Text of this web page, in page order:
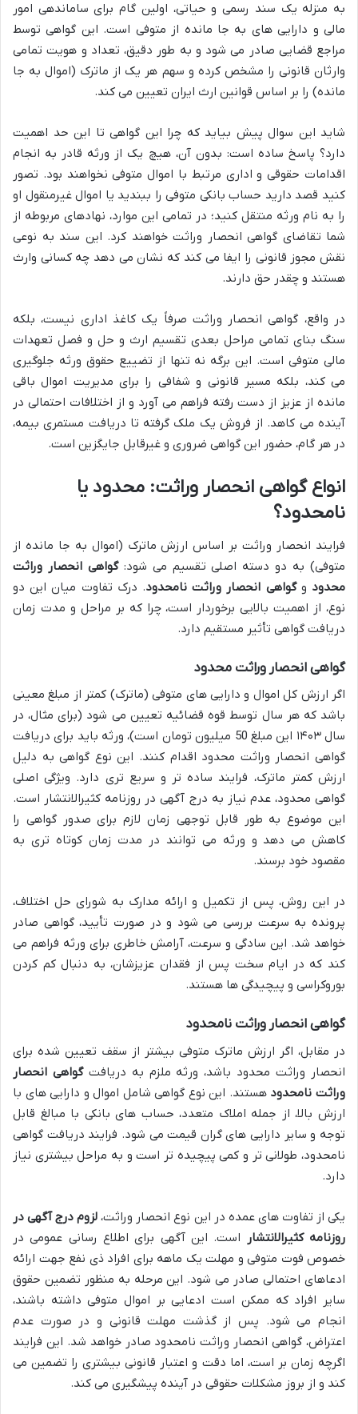
به منزله یک سند رسمی و حیاتی، اولین گام برای ساماندهی امور
مالی و دارایی های به جا مانده از متوفی است. این گواهی توسط
مراجع قضایی صادر می شود و به طور دقیق، تعداد و هویت تمامی
وارثان قانونی را مشخص کرده و سهم هر یک از ماترک (اموال به جا
مانده) را بر اساس قوانین ارث ایران تعیین می کند.
شاید این سوال پیش بیاید که چرا این گواهی تا این حد اهمیت
دارد؟ پاسخ ساده است: بدون آن، هیچ یک از ورثه قادر به انجام
اقدامات حقوقی و اداری مرتبط با اموال متوفی نخواهند بود. تصور
کنید قصد دارید حساب بانکی متوفی را ببندید یا اموال غیرمنقول او
را به نام ورثه منتقل کنید؛ در تمامی این موارد، نهادهای مربوطه از
شما تقاضای گواهی انحصار وراثت خواهند کرد. این سند به نوعی
نقش مجوز قانونی را ایفا می کند که نشان می دهد چه کسانی وارث
هستند و چقدر حق دارند.
در واقع، گواهی انحصار وراثت صرفاً یک کاغذ اداری نیست، بلکه
سنگ بنای تمامی مراحل بعدی تقسیم ارث و حل و فصل تعهدات
مالی متوفی است. این برگه نه تنها از تضییع حقوق ورثه جلوگیری
می کند، بلکه مسیر قانونی و شفافی را برای مدیریت اموال باقی
مانده از عزیز از دست رفته فراهم می آورد و از اختلافات احتمالی در
آینده می کاهد. از فروش یک ملک گرفته تا دریافت مستمری بیمه،
در هر گام، حضور این گواهی ضروری و غیرقابل جایگزین است.
انواع گواهی انحصار وراثت: محدود یا
نامحدود؟
فرایند انحصار وراثت بر اساس ارزش ماترک (اموال به جا مانده از
متوفی) به دو دسته اصلی تقسیم می شود:گواهی انحصار وراثت
محدود وگواهی انحصار وراثت نامحدود. درک تفاوت میان این دو
نوع، از اهمیت بالایی برخوردار است، چرا که بر مراحل و مدت زمان
دریافت گواهی تأثیر مستقیم دارد.
گواهی انحصار وراثت محدود
اگر ارزش کل اموال و دارایی های متوفی (ماترک) کمتر از مبلغ معینی
باشد که هر سال توسط قوه قضائیه تعیین می شود (برای مثال، در
سال ۱۴۰۳ این مبلغ 50 میلیون تومان است)، ورثه باید برای دریافت
گواهی انحصار وراثت محدود اقدام کنند. این نوع گواهی به دلیل
ارزش کمتر ماترک، فرایند ساده تر و سریع تری دارد. ویژگی اصلی
گواهی محدود، عدم نیاز به درج آگهی در روزنامه کثیرالانتشار است.
این موضوع به طور قابل توجهی زمان لازم برای صدور گواهی را
کاهش می دهد و ورثه می توانند در مدت زمان کوتاه تری به
مقصود خود برسند.
در این روش، پس از تکمیل و ارائه مدارک به شورای حل اختلاف،
پرونده به سرعت بررسی می شود و در صورت تأیید، گواهی صادر
خواهد شد. این سادگی و سرعت، آرامش خاطری برای ورثه فراهم می
کند که در ایام سخت پس از فقدان عزیزشان، به دنبال کم کردن
بوروکراسی و پیچیدگی ها هستند.
گواهی انحصار وراثت نامحدود
در مقابل، اگر ارزش ماترک متوفی بیشتر از سقف تعیین شده برای
انحصار وراثت محدود باشد، ورثه ملزم به دریافتگواهی انحصار
وراثت نامحدود هستند. این نوع گواهی شامل اموال و دارایی های با
ارزش بالا، از جمله املاک متعدد، حساب های بانکی با مبالغ قابل
توجه و سایر دارایی های گران قیمت می شود. فرایند دریافت گواهی
نامحدود، طولانی تر و کمی پیچیده تر است و به مراحل بیشتری نیاز
دارد.
یکی از تفاوت های عمده در این نوع انحصار وراثت، لزوم درج آگهی در
روزنامه کثیرالانتشار است. این آگهی برای اطلاع رسانی عمومی در
خصوص فوت متوفی و مهلت یک ماهه برای افراد ذی نفع جهت ارائه
ادعاهای احتمالی صادر می شود. این مرحله به منظور تضمین حقوق
سایر افراد که ممکن است ادعایی بر اموال متوفی داشته باشند،
انجام می شود. پس از گذشت مهلت قانونی و در صورت عدم
اعتراض، گواهی انحصار وراثت نامحدود صادر خواهد شد. این فرایند
اگرچه زمان بر است، اما دقت و اعتبار قانونی بیشتری را تضمین می
کند و از بروز مشکلات حقوقی در آینده پیشگیری می کند.